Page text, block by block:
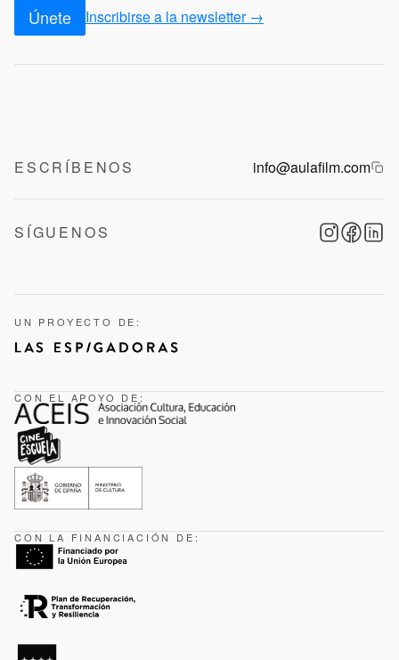
Únete Inscribirse a la newsletter →
ESCRÍBENOS info@aulafilm.com
SÍGUENOS
UN PROYECTO DE:
CON EL APOYO DE:
CON LA FINANCIACIÓN DE: